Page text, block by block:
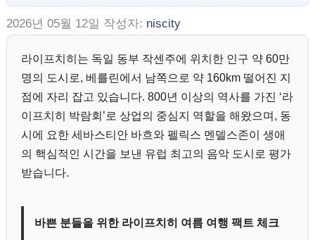
2026년 05월 12일 작성자: niscity
라이프치히는 독일 동부 작센주에 위치한 인구 약 60만
명의 도시로, 베를린에서 남쪽으로 약 160km 떨어진 지
점에 자리 잡고 있습니다. 800년 이상의 역사를 가진 ‘라
이프치히 박람회’로 상업의 중심지 역할을 해왔으며, 동
시에 요한 세바스티안 바흐와 펠릭스 멘델스존이 생애
의 핵심적인 시간을 보낸 유럽 최고의 음악 도시로 평가
받습니다.
바쁜 분들을 위한 라이프치히 여름 여행 팩트 체크